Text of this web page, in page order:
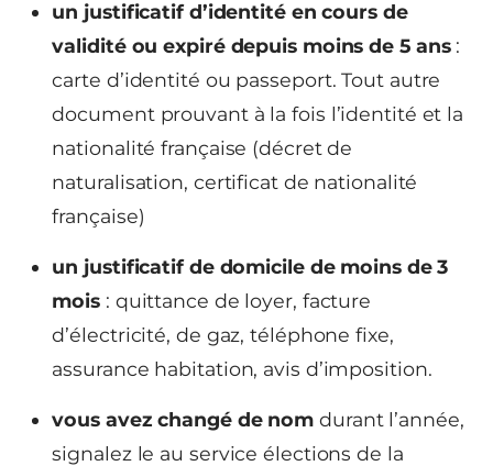
un justificatif d’identité en cours de
validité ou expiré depuis moins de 5 ans:
carte d’identité ou passeport. Tout autre
document prouvant à la fois l’identité et la
nationalité française (décret de
naturalisation, certificat de nationalité
française)
un justificatif de domicile de moins de 3
mois : quittance de loyer, facture
d’électricité, de gaz, téléphone fixe,
assurance habitation, avis d’imposition.
vous avez changé de nom durant l’année,
signalez le au service élections de la